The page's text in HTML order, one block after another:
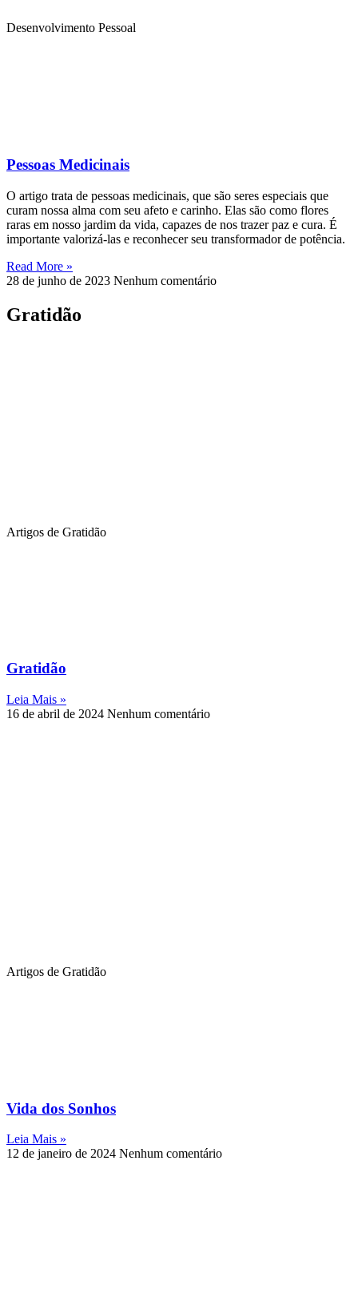
Desenvolvimento Pessoal
Pessoas Medicinais
O artigo trata de pessoas medicinais, que são seres especiais que
curam nossa alma com seu afeto e carinho. Elas são como flores
raras em nosso jardim da vida, capazes de nos trazer paz e cura. É
importante valorizá-las e reconhecer seu transformador de potência.
Read More »
28 de junho de 2023 Nenhum comentário
Gratidão
Artigos de Gratidão
Gratidão
Leia Mais »
16 de abril de 2024 Nenhum comentário
Artigos de Gratidão
Vida dos Sonhos
Leia Mais »
12 de janeiro de 2024 Nenhum comentário